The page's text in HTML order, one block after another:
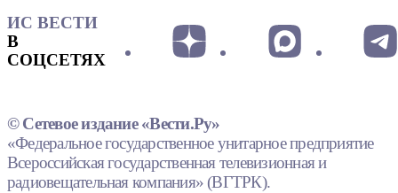
ИС ВЕСТИ
В
СОЦСЕТЯХ
© Сетевое издание «Вести.Ру»
«Федеральное государственное унитарное предприятие
Всероссийская государственная телевизионная и
радиовещательная компания» (ВГТРК).